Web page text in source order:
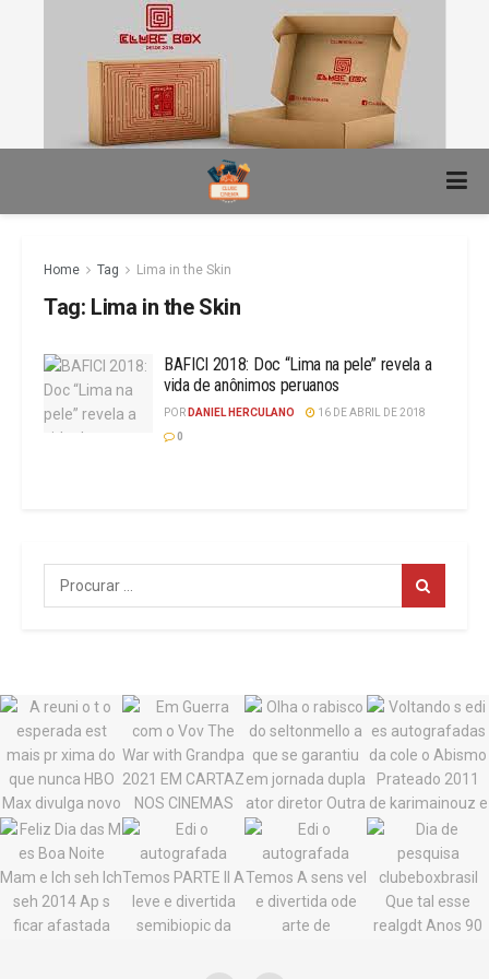
Home Tag Lima in the Skin
Tag: Lima in the Skin
BAFICI 2018: Doc “Lima na pele” revela a
vida de anônimos peruanos
POR DANIEL HERCULANO
16 DE ABRIL DE 2018
0